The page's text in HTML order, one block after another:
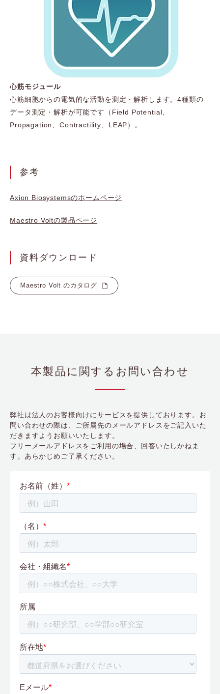
心筋モジュール
心筋細胞からの電気的な活動を測定・解析します。4種類の
データ測定・解析が可能です（Field Potential、
Propagation、Contractility、LEAP）。
参考
Axion Biosystemsのホームページ
Maestro Voltの製品ページ
資料ダウンロード
Maestro Volt のカタログ
本製品に関するお問い合わせ
弊社は法人のお客様向けにサービスを提供しております。お
問い合わせの際は、ご所属先のメールアドレスをご記入いた
だきますようお願いいたします。
フリーメールアドレスをご利用の場合、回答いたしかねま
す。あらかじめご了承ください。